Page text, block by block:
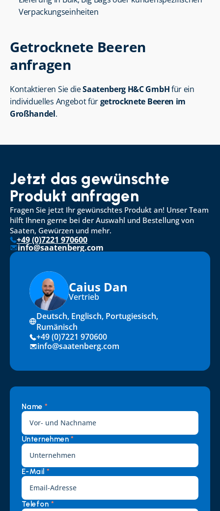
Verpackungseinheiten
Getrocknete Beeren
anfragen
Kontaktieren Sie die Saatenberg H&C GmbH für ein
individuelles Angebot für getrocknete Beeren im
Großhandel.
Jetzt das gewünschte
Produkt anfragen
Fragen Sie jetzt Ihr gewünschtes Produkt an! Unser Team
hilft Ihnen gerne bei der Auswahl und Bestellung von
Saaten, Gewürzen und mehr.
+49 (0)7221 970600
info@saatenberg.com
Caius Dan
Vertrieb
Deutsch, Englisch, Portugiesisch,
Rumänisch
+49 (0)7221 970600
info@saatenberg.com
Name *
Unternehmen *
E-Mail *
Telefon *